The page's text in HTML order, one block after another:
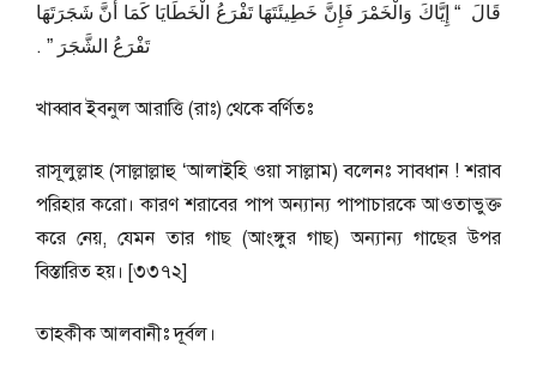
قَالَ ‏ “‏ إِيَّاكَ وَالْخَمْرَ فَإِنَّ خَطِيئَتَهَا تَفْرَعُ الْخَطَايَا كَمَا أَنَّ شَجَرَتَهَا
تَفْرَعُ الشَّجَرَ ‏”‏ ‏.‏
খাব্বাব ইবনুল আরাত্তি (রাঃ) থেকে বর্ণিতঃ
রাসূলুল্লাহ (সাল্লাল্লাহু ‘আলাইহি ওয়া সাল্লাম) বলেনঃ সাবধান ! শরাব
পরিহার করো। কারণ শরাবের পাপ অন্যান্য পাপাচারকে আওতাভুক্ত
করে নেয়, যেমন তার গাছ (আংঙ্গুর গাছ) অন্যান্য গাছের উপর
বিস্তারিত হয়। [৩৩৭২]
তাহকীক আলবানীঃ দূর্বল।